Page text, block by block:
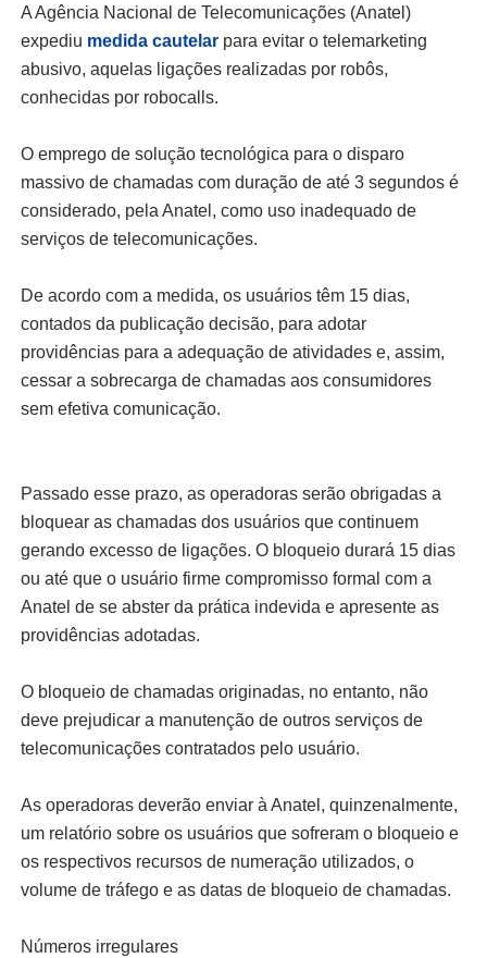
A Agência Nacional de Telecomunicações (Anatel)
expediu medida cautelarpara evitar o telemarketing
abusivo, aquelas ligações realizadas por robôs,
conhecidas por robocalls.
O emprego de solução tecnológica para o disparo
massivo de chamadas com duração de até 3 segundos é
considerado, pela Anatel, como uso inadequado de
serviços de telecomunicações.
De acordo com a medida, os usuários têm 15 dias,
contados da publicação decisão, para adotar
providências para a adequação de atividades e, assim,
cessar a sobrecarga de chamadas aos consumidores
sem efetiva comunicação.
Passado esse prazo, as operadoras serão obrigadas a
bloquear as chamadas dos usuários que continuem
gerando excesso de ligações. O bloqueio durará 15 dias
ou até que o usuário firme compromisso formal com a
Anatel de se abster da prática indevida e apresente as
providências adotadas.
O bloqueio de chamadas originadas, no entanto, não
deve prejudicar a manutenção de outros serviços de
telecomunicações contratados pelo usuário.
As operadoras deverão enviar à Anatel, quinzenalmente,
um relatório sobre os usuários que sofreram o bloqueio e
os respectivos recursos de numeração utilizados, o
volume de tráfego e as datas de bloqueio de chamadas.
Números irregulares